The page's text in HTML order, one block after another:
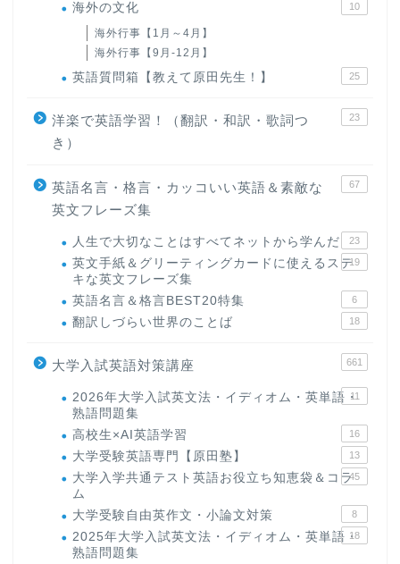
海外の文化 10
海外行事【1月～4月】
海外行事【9月-12月】
英語質問箱【教えて原田先生！】 25
洋楽で英語学習！（翻訳・和訳・歌詞つ
き）
23
英語名言・格言・カッコいい英語＆素敵な
英文フレーズ集
67
人生で大切なことはすべてネットから学んだ 23
英文手紙＆グリーティングカードに使えるステ
キな英文フレーズ集
19
英語名言＆格言BEST20特集 6
翻訳しづらい世界のことば 18
大学入試英語対策講座 661
2026年大学入試英文法・イディオム・英単語・
熟語問題集
11
高校生×AI英語学習 16
大学受験英語専門【原田塾】 13
大学入学共通テスト英語お役立ち知恵袋＆コラ
ム
45
大学受験自由英作文・小論文対策 8
2025年大学入試英文法・イディオム・英単語・
熟語問題集
18